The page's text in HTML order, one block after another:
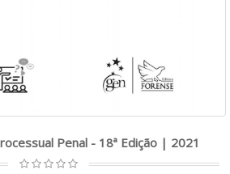
Penal - 18ª Edição | 2021